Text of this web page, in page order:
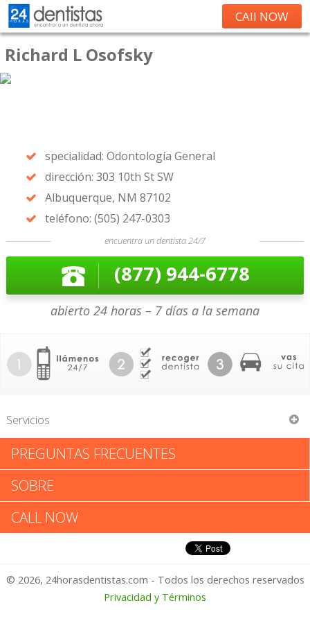
CAll NOW
Richard L Osofsky
specialidad: Odontología General
dirección: 303 10th St SW
Albuquerque, NM 87102
teléfono: (505) 247-0303
encuentra un dentista 24/7
(877) 944-6778
abierto 24 horas – 7 días a la semana
Servicios
Richard L Osofsky
Richard L Osofsky: Califica tu
Experiencia
1 – No Feliz
PREGUNTAS FRECUENTES
SOBRE
CALL NOW
© 2026, 24horasdentistas.com - Todos los derechos reservados
Privacidad y Términos